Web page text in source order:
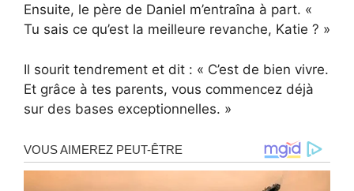
Ensuite, le père de Daniel m’entraîna à part. «
Tu sais ce qu’est la meilleure revanche, Katie ? »
Il sourit tendrement et dit : « C’est de bien vivre.
Et grâce à tes parents, vous commencez déjà
sur des bases exceptionnelles. »